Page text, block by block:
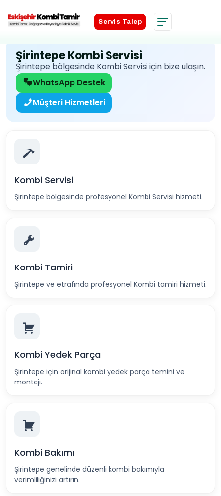
Servis Talep
Servis Talep
Şirintepe Kombi Servisi
Şirintepe bölgesinde Kombi Servisi için bize ulaşın.
WhatsApp Destek
Müşteri Hizmetleri
Kombi Servisi
Şirintepe bölgesinde profesyonel Kombi Servisi hizmeti.
Kombi Tamiri
Şirintepe ve etrafında profesyonel Kombi tamiri hizmeti.
Kombi Yedek Parça
Şirintepe için orijinal kombi yedek parça temini ve
montajı.
Kombi Bakımı
Şirintepe genelinde düzenli kombi bakımıyla
verimliliğinizi artırın.